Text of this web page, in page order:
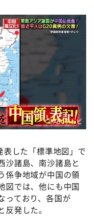
©️ABCテレビ
した「標準地図」で
沙諸島、南沙諸島と
係争地域が中国の領
図では、他にも中国
っており、各国が
反発した。